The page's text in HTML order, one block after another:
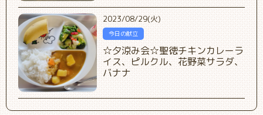
2023/08/29(火)
今日の献立
☆夕涼み会☆聖徳チキンカレーラ
イス、ピルクル、花野菜サラダ、
バナナ